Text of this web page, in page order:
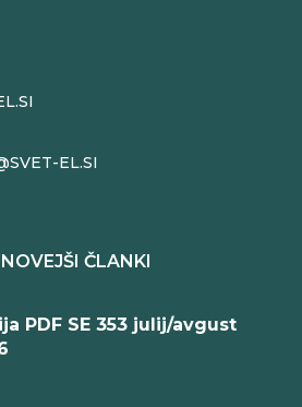
EL.SI
ČLANKI
PDF SE 353 julij/avgust